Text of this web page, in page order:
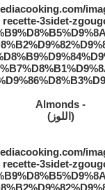
- Almonds
(اللوز)